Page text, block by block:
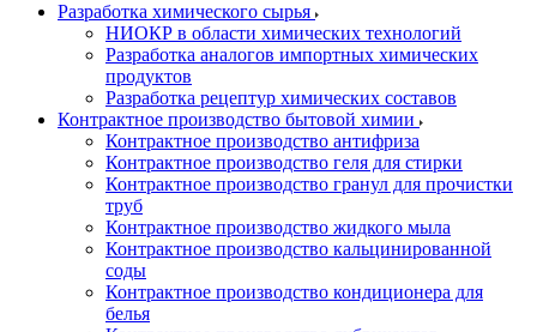
Разработка химического сырья
НИОКР в области химических технологий
Разработка аналогов импортных химических
продуктов
Разработка рецептур химических составов
Контрактное производство бытовой химии
Контрактное производство антифриза
Контрактное производство геля для стирки
Контрактное производство гранул для прочистки
труб
Контрактное производство жидкого мыла
Контрактное производство кальцинированной
соды
Контрактное производство кондиционера для
белья